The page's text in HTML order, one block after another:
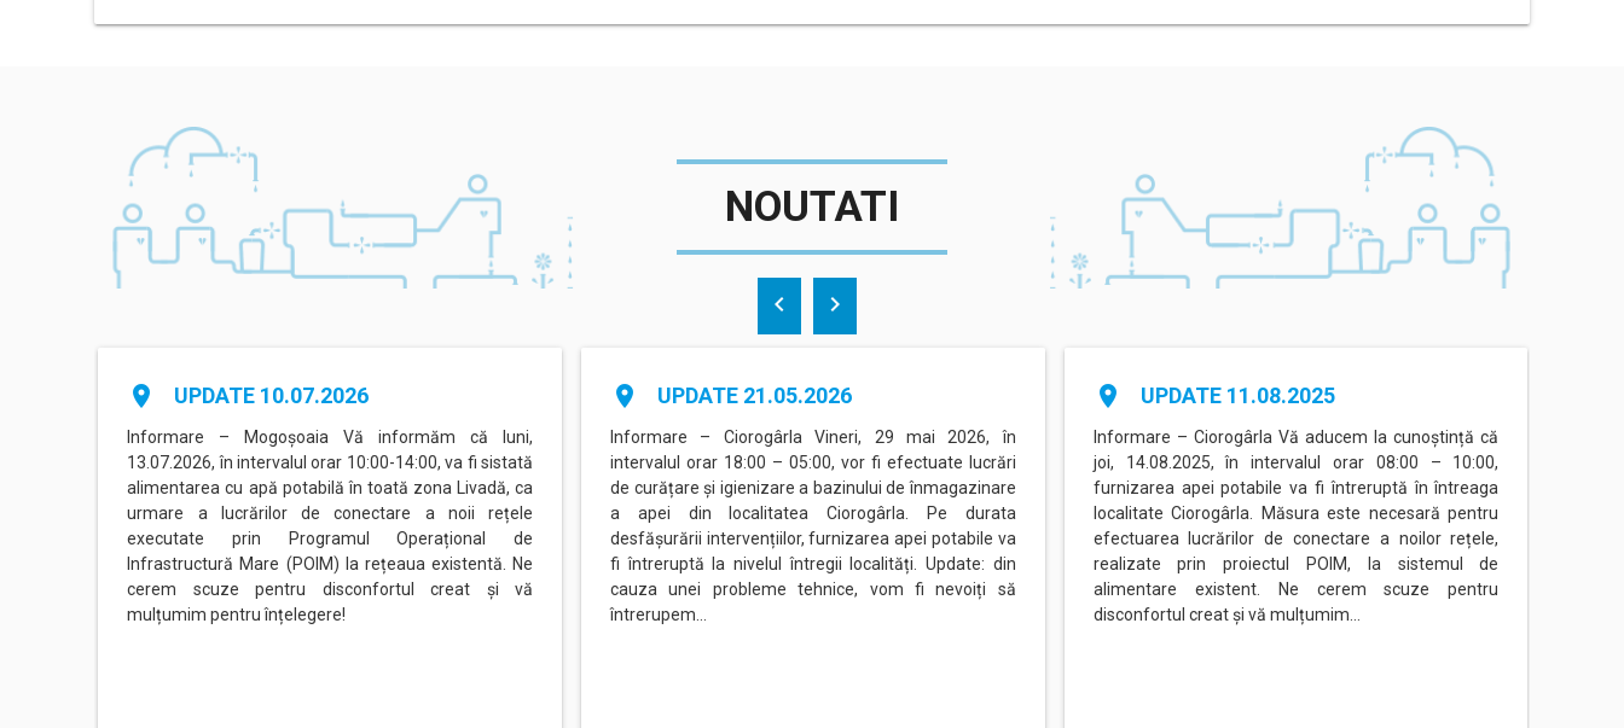
NOUTATI
place UPDATE 10.07.2026
Informare – Mogoșoaia Vă informăm că luni,
13.07.2026, în intervalul orar 10:00-14:00, va fi sistată
alimentarea cu apă potabilă în toată zona Livadă, ca
urmare a lucrărilor de conectare a noii rețele
executate prin Programul Operațional de
Infrastructură Mare (POIM) la rețeaua existentă. Ne
cerem scuze pentru disconfortul creat și vă
mulțumim pentru înțelegere!
place UPDATE 21.05.2026
Informare – Ciorogârla Vineri, 29 mai 2026, în
intervalul orar 18:00 – 05:00, vor fi efectuate lucrări
de curățare și igienizare a bazinului de înmagazinare
a apei din localitatea Ciorogârla. Pe durata
desfășurării intervențiilor, furnizarea apei potabile va
fi întreruptă la nivelul întregii localități. Update: din
cauza unei probleme tehnice, vom fi nevoiți să
întrerupem…
place UPDATE 11.08.2025
Informare – Ciorogârla Vă aducem la cunoștință că
joi, 14.08.2025, în intervalul orar 08:00 – 10:00,
furnizarea apei potabile va fi întreruptă în întreaga
localitate Ciorogârla. Măsura este necesară pentru
efectuarea lucrărilor de conectare a noilor rețele,
realizate prin proiectul POIM, la sistemul de
alimentare existent. Ne cerem scuze pentru
disconfortul creat și vă mulțumim…
chevron_left chevron_right